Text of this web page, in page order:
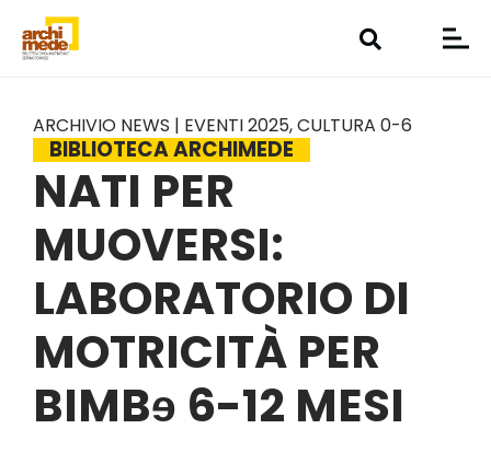
ARCHIVIO NEWS | EVENTI 2025,CULTURA 0-6
BIBLIOTECA ARCHIMEDE
NATI PER
MUOVERSI:
LABORATORIO DI
MOTRICITÀ PER
BIMBɘ 6-12 MESI